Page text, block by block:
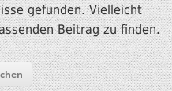
gefunden. Vielleicht
Beitrag zu finden.